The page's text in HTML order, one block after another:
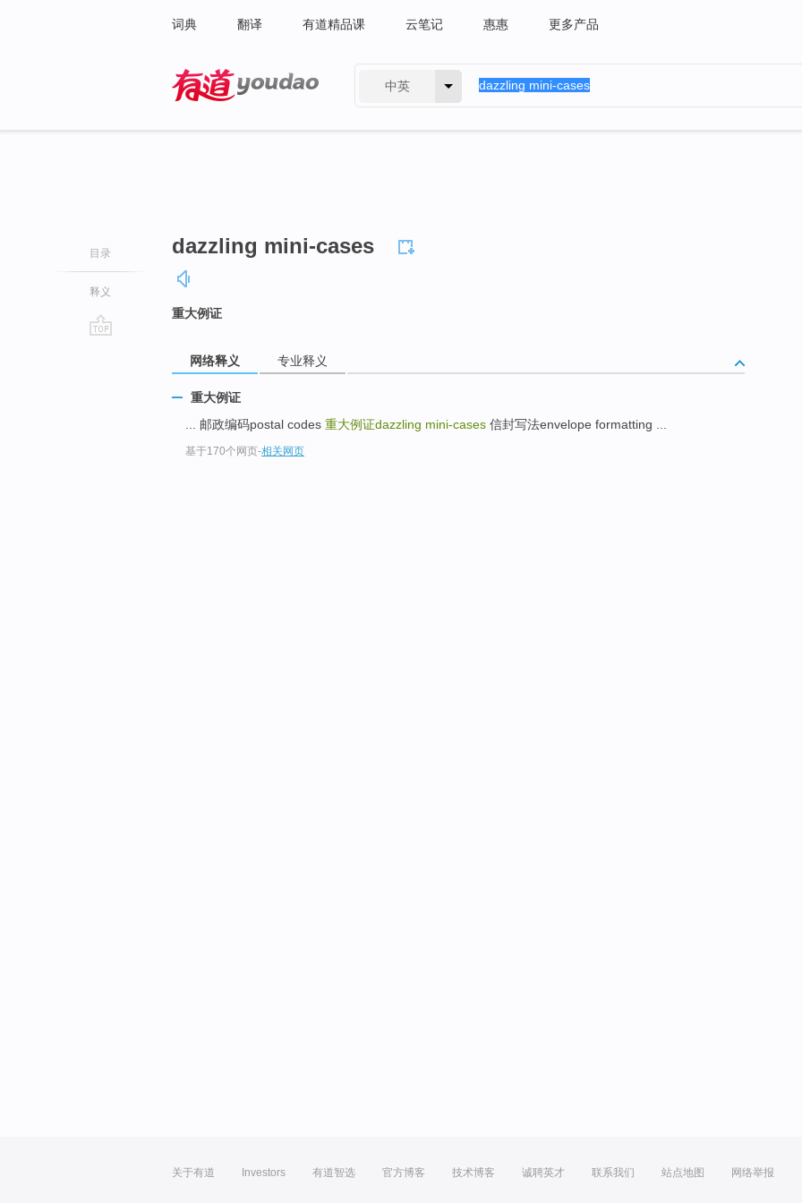
词典 翻译 有道精品课 云笔记 惠惠 更多产品
中英
目录
释义
dazzling mini-cases
重大例证
网络释义 专业释义
重大例证
... 邮政编码postal codes 重大例证dazzling mini-cases 信封写法envelope formatting ...
基于170个网页-相关网页
关于有道 Investors 有道智选 官方博客 技术博客 诚聘英才 联系我们 站点地图 网络举报